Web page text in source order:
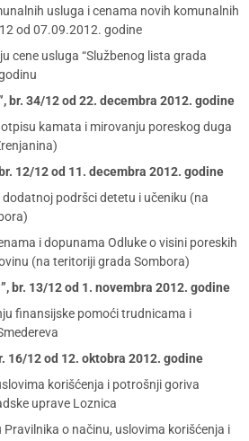
usluga i cenama novih komunalnih
od 07.09.2012. godine
cene usluga “Službenog lista grada
br. 34/12 od 22. decembra 2012. godine
kamata i mirovanju poreskog duga
12/12 od 11. decembra 2012. godine
podršci detetu i učeniku (na
i dopunama Odluke o visini poreskih
(na teritoriji grada Sombora)
br. 13/12 od 1. novembra 2012. godine
finansijske pomoći trudnicama i
16/12 od 12. oktobra 2012. godine
korišćenja i potrošnji goriva
uprave Loznica
o načinu, uslovima korišćenja i